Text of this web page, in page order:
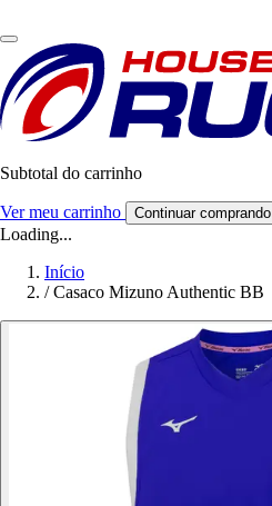
Subtotal do carrinho
Ver meu carrinho Continuar comprando
Loading...
Início
/ Casaco Mizuno Authentic BB